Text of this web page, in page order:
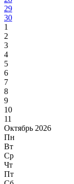
29
30
1
2
3
4
5
6
7
8
9
10
11
Октябрь 2026
Пн
Вт
Ср
Чт
Пт